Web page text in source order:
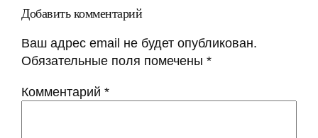
Добавить комментарий
Ваш адрес email не будет опубликован.
Обязательные поля помечены *
Комментарий *